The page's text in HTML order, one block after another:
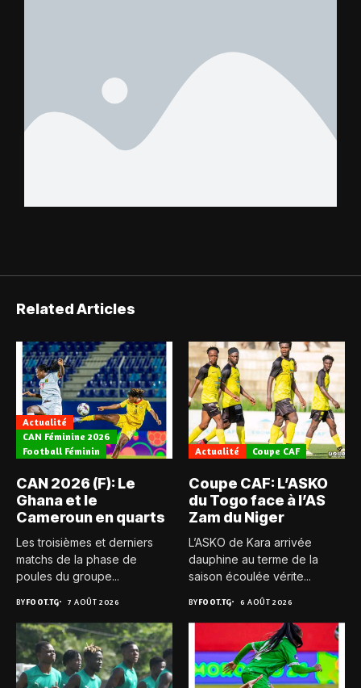
Related Articles
Actualité
CAN Féminine 2026
Football Féminin
CAN 2026 (F): Le
Ghana et le
Cameroun en quarts
Les troisièmes et derniers
matchs de la phase de
poules du groupe...
BYFOOT.TG 7 AOÛT 2026
Actualité Coupe CAF
Coupe CAF: L’ASKO
du Togo face à l’AS
Zam du Niger
L’ASKO de Kara arrivée
dauphine au terme de la
saison écoulée vérite...
BYFOOT.TG 6 AOÛT 2026